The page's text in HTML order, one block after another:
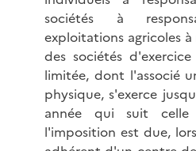
sociétés à
exploitations agricoles
des sociétés
limitée, dont l'associé
physique, s'exerce
année qui suit
l'imposition est due,